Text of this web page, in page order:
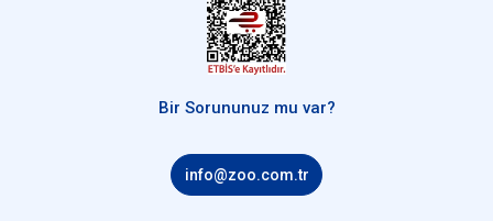
Bir Sorununuz mu var?
info@zoo.com.tr